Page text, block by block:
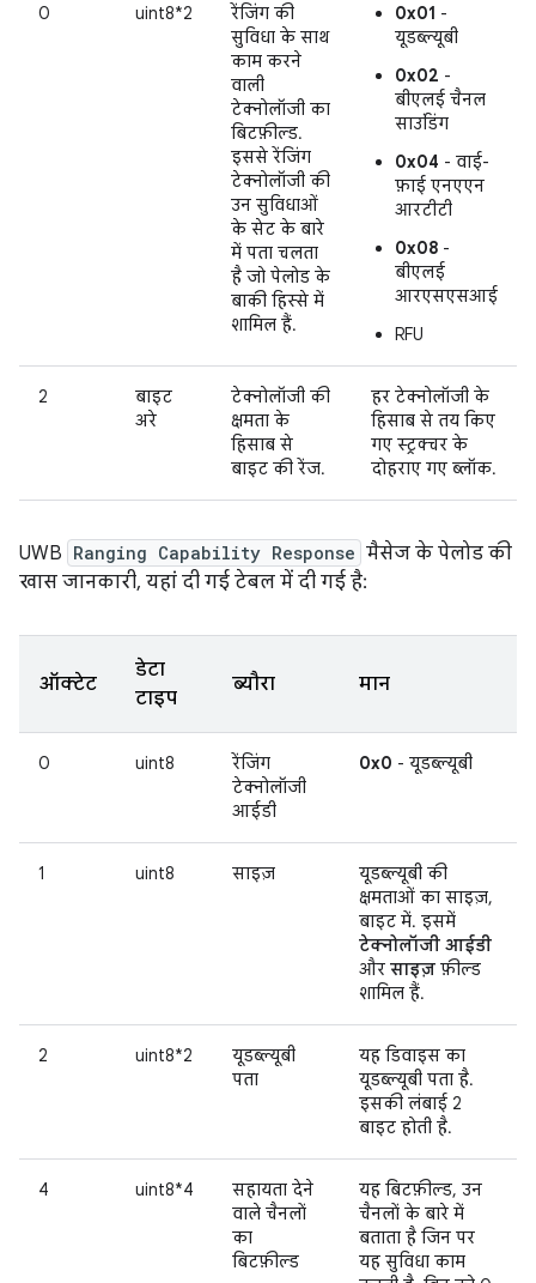
0 uint8*2
रेंजिंग की
सुविधा के साथ
काम करने
वाली
टेक्नोलॉजी का
बिटफ़ील्ड.
इससे रेंजिंग
टेक्नोलॉजी की
उन सुविधाओं
के सेट के बारे
में पता चलता
है जो पेलोड के
बाकी हिस्से में
शामिल हैं.
0x01 -
यूडब्ल्यूबी
0x02 -
बीएलई चैनल
साउंडिंग
0x04 - वाई-
फ़ाई एनएएन
आरटीटी
0x08 -
बीएलई
आरएसएसआई
RFU
2
बाइट
अरे
टेक्नोलॉजी की
क्षमता के
हिसाब से
बाइट की रेंज.
हर टेक्नोलॉजी के
हिसाब से तय किए
गए स्ट्रक्चर के
दोहराए गए ब्लॉक.
UWB Ranging Capability Response मैसेज के पेलोड की
खास जानकारी, यहां दी गई टेबल में दी गई है:
ऑक्टेट
डेटा
टाइप
ब्यौरा मान
0 uint8
रेंजिंग
टेक्नोलॉजी
आईडी
0x0 - यूडब्ल्यूबी
1 uint8 साइज़
यूडब्ल्यूबी की
क्षमताओं का साइज़,
बाइट में. इसमें
टेक्नोलॉजी आईडी
और साइज़ फ़ील्ड
शामिल हैं.
2 uint8*2
यूडब्ल्यूबी
पता
यह डिवाइस का
यूडब्ल्यूबी पता है.
इसकी लंबाई 2
बाइट होती है.
4 uint8*4
सहायता देने
वाले चैनलों
का
बिटफ़ील्ड
यह बिटफ़ील्ड, उन
चैनलों के बारे में
बताता है जिन पर
यह सुविधा काम